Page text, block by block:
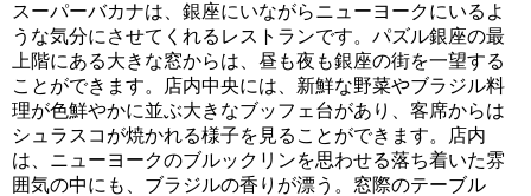
スーパーバカナは、銀座にいながらニューヨークにいるよ
うな気分にさせてくれるレストランです。パズル銀座の最
上階にある大きな窓からは、昼も夜も銀座の街を一望する
ことができます。店内中央には、新鮮な野菜やブラジル料
理が色鮮やかに並ぶ大きなブッフェ台があり、客席からは
シュラスコが焼かれる様子を見ることができます。店内
は、ニューヨークのブルックリンを思わせる落ち着いた雰
囲気の中にも、ブラジルの香りが漂う。窓際のテーブル